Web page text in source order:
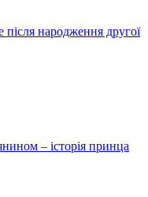
народження другої
– історія принца